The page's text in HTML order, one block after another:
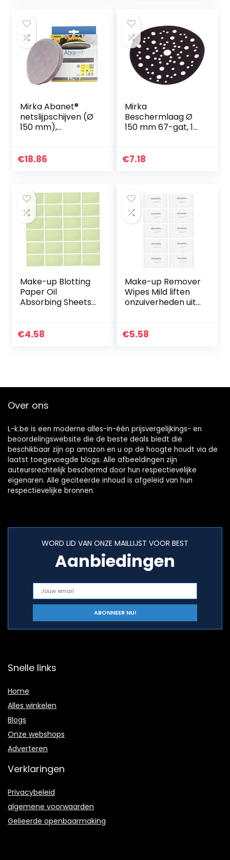
Mirka Abanet®
netslijpschijven (Ø
150 mm),
korrel P320 en
€18.86
Mirka
Beschermlaag Ø
150 mm 67-gat, 1
schuurschijven
€7.18
Make-up Blotting
Paper Oil
Absorbing Sheets
Peppermint
€4.58
Make-up Remover
Wipes Mild liften
onzuiverheden uit
zeer geschikt voor
€5.58
Over ons
L-k.be is een moderne alles-in-één prijsvergelijkings- en
beoordelingswebsite die de beste deals biedt die
beschikbaar zijn op amazon en u op de hoogte houdt via de
laatst toegevoegde blogs. Alle afbeeldingen zijn
auteursrechtelijk beschermd door hun respectievelijke
eigenaren. Alle geciteerde inhoud is afgeleid van hun
respectievelijke bronnen.
WORD LID VAN ONZE MAILLIJST VOOR BEST
Aanbiedingen
Snelle links
Home
Alles winkelen
Blogs
Onze webshops
Adverteren
Verklaringen
Privacybeleid
algemene voorwaarden
Gelieerde openbaarmaking